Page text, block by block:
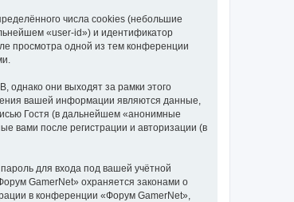
числа cookies (небольшие
«user-id») и идентификатор
просмотра одной из тем конференции
они выходят за рамки этого
вашей информации являются данные,
Гостя (в дальнейшем «анонимные
вами после регистрации и авторизации (в
для входа под вашей учётной
GamerNet» охраняется законами о
в конференции «Форум GamerNet»,